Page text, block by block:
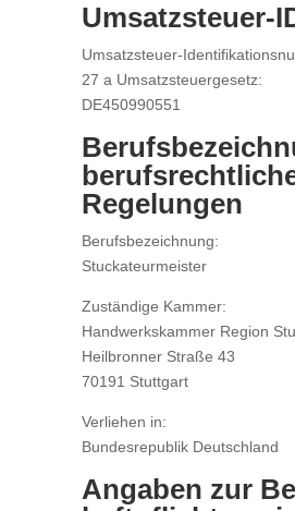
Umsatzsteuer-
Umsatzsteuer-
27 a Umsatzsteuergesetz:
DE450990551
Regelungen
Berufsbezeichnung:
Stuckateurmeister
Zuständige Kammer:
Handwerkskammer Region
Heilbronner Straße 43
70191 Stuttgart
Verliehen in:
Bundesrepublik Deutschland
Angaben zur